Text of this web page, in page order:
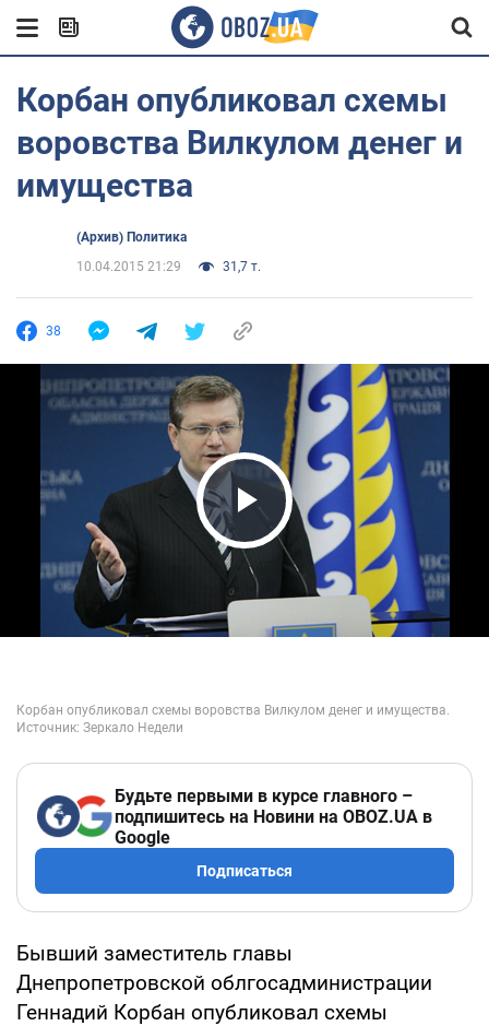
Корбан опубликовал схемы
воровства Вилкулом денег и
имущества
(Архив) Политика
10.04.2015 21:29
31,7 т.
38
Play Video
Будьте первыми в курсе главного –
подпишитесь на Новини на OBOZ.UA в
Google
Подписаться
Бывший заместитель главы
Днепропетровской облгосадминистрации
Геннадий Корбан опубликовал схемы